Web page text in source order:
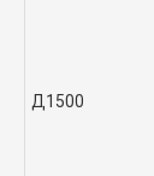
Д1500